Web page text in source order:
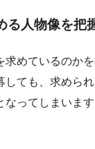
る人物像を把
求めているのか
しても、求めら
ってしまいます